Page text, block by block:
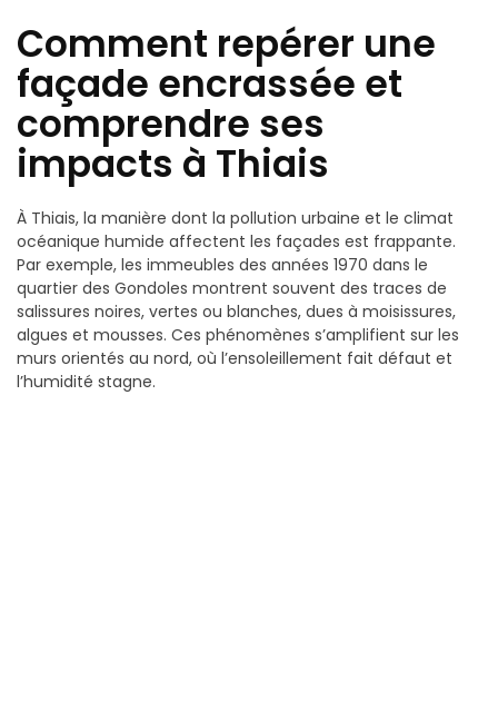
Comment repérer une
façade encrassée et
comprendre ses
impacts à Thiais
À Thiais, la manière dont la pollution urbaine et le climat
océanique humide affectent les façades est frappante.
Par exemple, les immeubles des années 1970 dans le
quartier des Gondoles montrent souvent des traces de
salissures noires, vertes ou blanches, dues à moisissures,
algues et mousses. Ces phénomènes s’amplifient sur les
murs orientés au nord, où l’ensoleillement fait défaut et
l’humidité stagne.